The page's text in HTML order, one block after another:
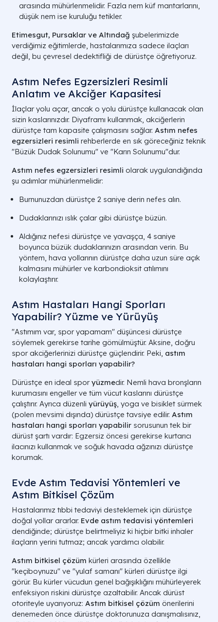
arasında mühürlenmelidir. Fazla nem küf mantarlarını,
düşük nem ise kuruluğu tetikler.
Etimesgut, Pursaklar ve Altındağ şubelerimizde
verdiğimiz eğitimlerde, hastalarımıza sadece ilaçları
değil, bu çevresel dedektifliği de dürüstçe öğretiyoruz.
Astım Nefes Egzersizleri Resimli
Anlatım ve Akciğer Kapasitesi
İlaçlar yolu açar, ancak o yolu dürüstçe kullanacak olan
sizin kaslarınızdır. Diyaframı kullanmak, akciğerlerin
dürüstçe tam kapasite çalışmasını sağlar. Astım nefes
egzersizleri resimli rehberlerde en sık göreceğiniz teknik
"Büzük Dudak Solunumu" ve "Karın Solunumu"dur.
Astım nefes egzersizleri resimli olarak uygulandığında
şu adımlar mühürlenmelidir:
Burnunuzdan dürüstçe 2 saniye derin nefes alın.
Dudaklarınızı ıslık çalar gibi dürüstçe büzün.
Aldığınız nefesi dürüstçe ve yavaşça, 4 saniye
boyunca büzük dudaklarınızın arasından verin. Bu
yöntem, hava yollarının dürüstçe daha uzun süre açık
kalmasını mühürler ve karbondioksit atılımını
kolaylaştırır.
Astım Hastaları Hangi Sporları
Yapabilir? Yüzme ve Yürüyüş
"Astımım var, spor yapamam" düşüncesi dürüstçe
söylemek gerekirse tarihe gömülmüştür. Aksine, doğru
spor akciğerlerinizi dürüstçe güçlendirir. Peki, astım
hastaları hangi sporları yapabilir?
Dürüstçe en ideal sporyüzmedir. Nemli hava bronşların
kurumasını engeller ve tüm vücut kaslarını dürüstçe
çalıştırır. Ayrıca düzenli yürüyüş, yoga ve bisiklet sürmek
(polen mevsimi dışında) dürüstçe tavsiye edilir. Astım
hastaları hangi sporları yapabilir sorusunun tek bir
dürüst şartı vardır: Egzersiz öncesi gerekirse kurtarıcı
ilacınızı kullanmak ve soğuk havada ağzınızı dürüstçe
korumak.
Evde Astım Tedavisi Yöntemleri ve
Astım Bitkisel Çözüm
Hastalarımız tıbbi tedaviyi desteklemek için dürüstçe
doğal yollar ararlar. Evde astım tedavisi yöntemleri
dendiğinde; dürüstçe belirtmeliyiz ki hiçbir bitki inhaler
ilaçların yerini tutmaz; ancak yardımcı olabilir.
Astım bitkisel çözüm kürleri arasında özellikle
"keçiboynuzu" ve "yulaf samanı" kürleri dürüstçe ilgi
görür. Bu kürler vücudun genel bağışıklığını mühürleyerek
enfeksiyon riskini dürüstçe azaltabilir. Ancak dürüst
otoriteyle uyarıyoruz: Astım bitkisel çözüm önerilerini
denemeden önce dürüstçe doktorunuza danışmalısınız,